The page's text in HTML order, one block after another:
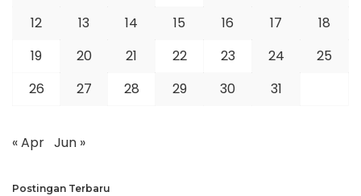
12
13 14 15 16 17
18
19
20 21 22 23 24
25
26
27 28 29 30 31
« Apr Jun »
Postingan Terbaru